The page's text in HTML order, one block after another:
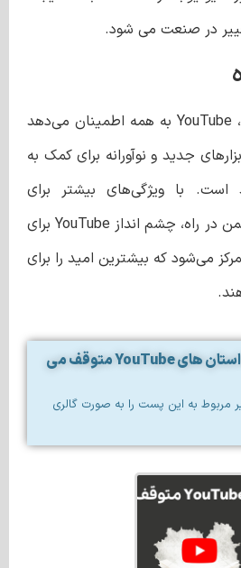
در صنعت می شود.
پس از توقف داستان‌ها، YouTube به همه اطمینان می‌دهد
جدید و نوآورانه برای کمک به
است. با ویژگی‌های بیشتر برای
Shorts و پست‌های انجمن در راه، چشم انداز YouTube برای
می‌شود که بیشترین امید را برای
گالری تصاویر مقاله داستان های YouTube متوقف می
مربوط به این پست را به صورت گالری